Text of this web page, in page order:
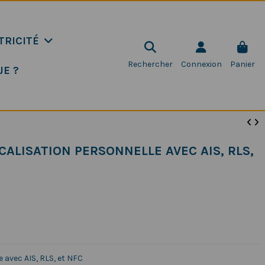
? Rechercher Connexion Panier
PERSONNELLE AVEC AIS, RLS,
AIS, RLS, et NFC